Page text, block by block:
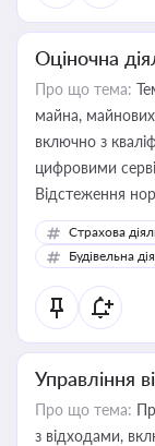
Оціночна
Про що тема:
майна, майнових
включно з
цифровими
Відстеження
корисне для
бухгалтера під
державного
статусу
Страхова
Будівельна
Управління
Про що тема:
з відходами,